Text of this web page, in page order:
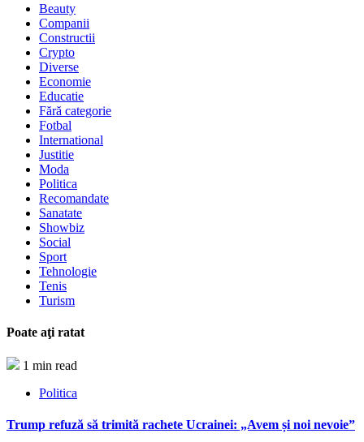
Beauty
Companii
Constructii
Crypto
Diverse
Economie
Educatie
Fără categorie
Fotbal
International
Justitie
Moda
Politica
Recomandate
Sanatate
Showbiz
Social
Sport
Tehnologie
Tenis
Turism
Poate aţi ratat
1 min read
Politica
Trump refuză să trimită rachete Ucrainei: „Avem și noi nevoie”